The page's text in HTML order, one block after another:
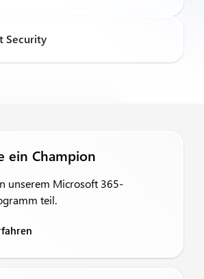
Security
ein Champion
unserem Microsoft 365-
teil.